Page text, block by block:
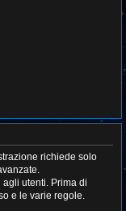
richiede solo
agli utenti. Prima di
e le varie regole.